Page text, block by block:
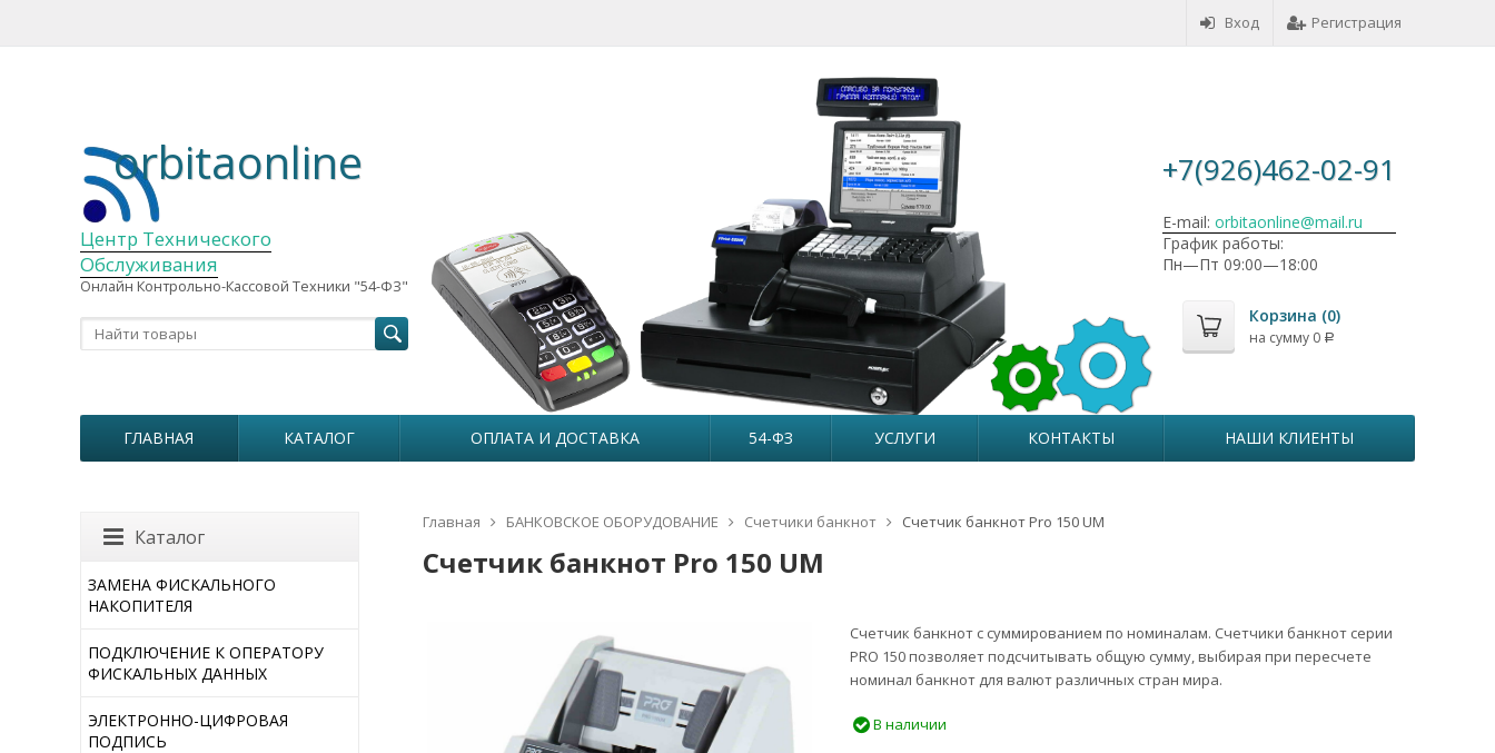
Вход Регистрация
Центр Технического
Обслуживания
Онлайн Контрольно-Кассовой Техники "54-ФЗ"
orbitaonline +7(926)462-02-91
E-mail: orbitaonline@mail.ru
График работы:
Пн—Пт 09:00—18:00
Корзина (0)
на сумму 0 Р
ГЛАВНАЯ КАТАЛОГ ОПЛАТА И ДОСТАВКА 54-ФЗ УСЛУГИ КОНТАКТЫ НАШИ КЛИЕНТЫ
Главная БАНКОВСКОЕ ОБОРУДОВАНИЕ Счетчики банкнот Счетчик банкнот Pro 150 UM
Счетчик банкнот Pro 150 UM
Счетчик банкнот с суммированием по номиналам. Счетчики банкнот серии
PRO 150 позволяет подсчитывать общую сумму, выбирая при пересчете
номинал банкнот для валют различных стран мира.
В наличии
Каталог
ЗАМЕНА ФИСКАЛЬНОГО
НАКОПИТЕЛЯ
ПОДКЛЮЧЕНИЕ К ОПЕРАТОРУ
ФИСКАЛЬНЫХ ДАННЫХ
ЭЛЕКТРОННО-ЦИФРОВАЯ
ПОДПИСЬ